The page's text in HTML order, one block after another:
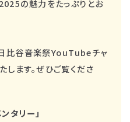
の魅力をたっぷりとお
比谷音楽祭YouTubeチャ
します。ぜひご覧くださ
タリー」